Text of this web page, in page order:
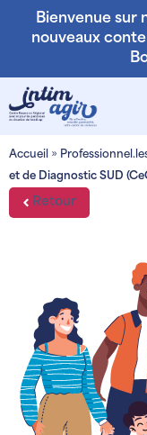
Bienvenue sur
nouveaux
Accueil »
et de Diagnostic SUD
Retour